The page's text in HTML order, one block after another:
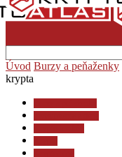
Úvod Burzy a peňaženky
krypta